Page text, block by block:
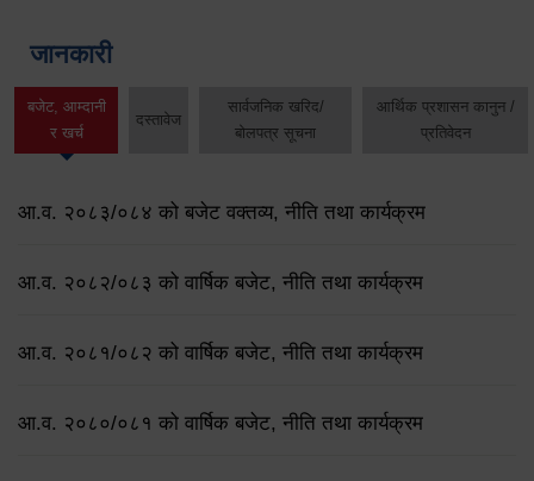
जानकारी
बजेट, आम्दानी
र खर्च
दस्तावेज
सार्वजनिक खरिद/
बोलपत्र सूचना
आर्थिक प्रशासन कानुन /
प्रतिवेदन
आ.व. २०८३/०८४ को बजेट वक्तव्य, नीति तथा कार्यक्रम
आ.व. २०८२/०८३ को वार्षिक बजेट, नीति तथा कार्यक्रम
आ.व. २०८१/०८२ को वार्षिक बजेट, नीति तथा कार्यक्रम
आ.व. २०८०/०८१ को वार्षिक बजेट, नीति तथा कार्यक्रम